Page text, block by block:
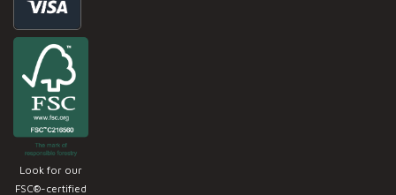
Look for our
FSC®-certified